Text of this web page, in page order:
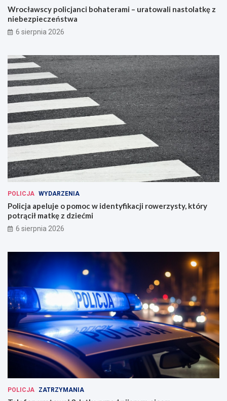
Wrocławscy policjanci bohaterami – uratowali nastolatkę z
niebezpieczeństwa
6 sierpnia 2026
POLICJA WYDARZENIA
Policja apeluje o pomoc w identyfikacji rowerzysty, który
potrącił matkę z dziećmi
6 sierpnia 2026
POLICJA ZATRZYMANIA